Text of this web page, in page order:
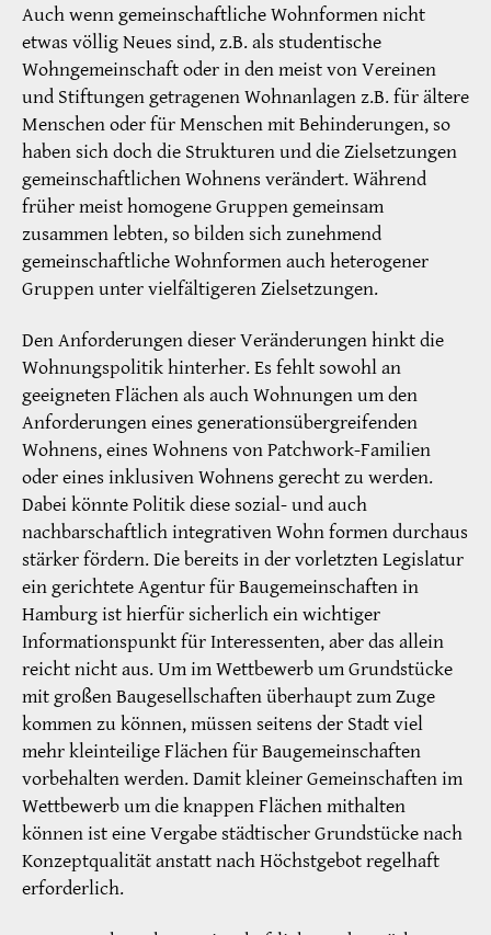
Auch wenn gemeinschaftliche Wohnformen nicht
etwas völlig Neues sind, z.B. als studentische
Wohngemeinschaft oder in den meist von Vereinen
und Stiftungen getragenen Wohnanlagen z.B. für ältere
Menschen oder für Menschen mit Behinderungen, so
haben sich doch die Strukturen und die Zielsetzungen
gemeinschaftlichen Wohnens verändert. Während
früher meist homogene Gruppen gemeinsam
zusammen lebten, so bilden sich zunehmend
gemeinschaftliche Wohnformen auch heterogener
Gruppen unter vielfältigeren Zielsetzungen.
Den Anforderungen dieser Veränderungen hinkt die
Wohnungspolitik hinterher. Es fehlt sowohl an
geeigneten Flächen als auch Wohnungen um den
Anforderungen eines generationsübergreifenden
Wohnens, eines Wohnens von Patchwork-Familien
oder eines inklusiven Wohnens gerecht zu werden.
Dabei könnte Politik diese sozial- und auch
nachbarschaftlich integrativen Wohn formen durchaus
stärker fördern. Die bereits in der vorletzten Legislatur
ein gerichtete Agentur für Baugemeinschaften in
Hamburg ist hierfür sicherlich ein wichtiger
Informationspunkt für Interessenten, aber das allein
reicht nicht aus. Um im Wettbewerb um Grundstücke
mit großen Baugesellschaften überhaupt zum Zuge
kommen zu können, müssen seitens der Stadt viel
mehr kleinteilige Flächen für Baugemeinschaften
vorbehalten werden. Damit kleiner Gemeinschaften im
Wettbewerb um die knappen Flächen mithalten
können ist eine Vergabe städtischer Grundstücke nach
Konzeptqualität anstatt nach Höchstgebot regelhaft
erforderlich.